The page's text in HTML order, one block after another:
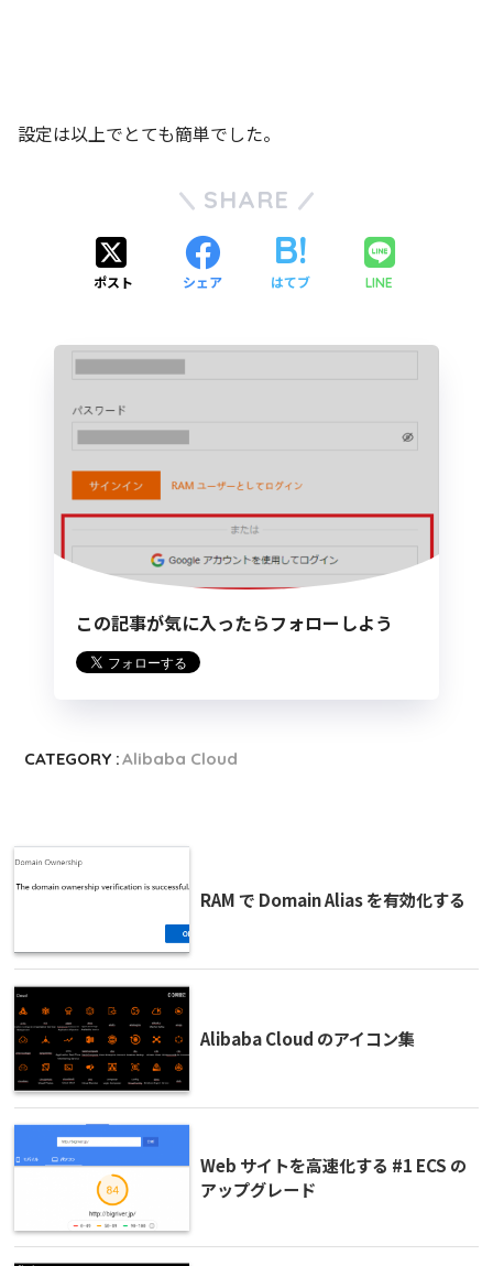
設定は以上でとても簡単でした。
SHARE
ポスト シェア はてブ LINE
この記事が気に入ったらフォローしよう
CATEGORY :Alibaba Cloud
RAM で Domain Alias を有効化する
Alibaba Cloud のアイコン集
Web サイトを高速化する #1 ECS の
アップグレード